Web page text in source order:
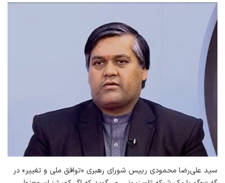
سید علی‌رضا محمودی رییس شورای رهبری «توافق ملی و تغییر» در